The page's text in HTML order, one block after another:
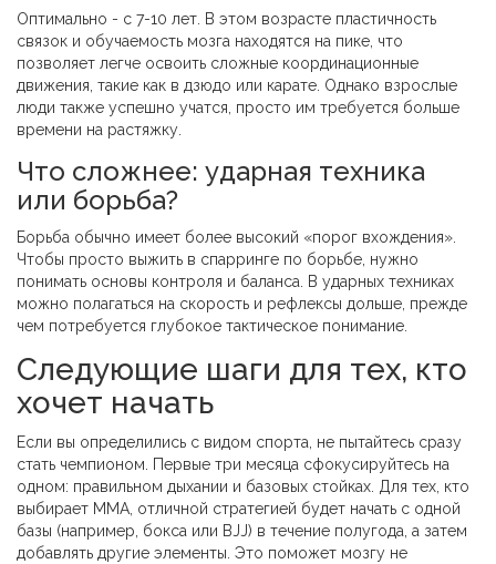
Оптимально - с 7-10 лет. В этом возрасте пластичность
связок и обучаемость мозга находятся на пике, что
позволяет легче освоить сложные координационные
движения, такие как в дзюдо или карате. Однако взрослые
люди также успешно учатся, просто им требуется больше
времени на растяжку.
Что сложнее: ударная техника
или борьба?
Борьба обычно имеет более высокий «порог вхождения».
Чтобы просто выжить в спарринге по борьбе, нужно
понимать основы контроля и баланса. В ударных техниках
можно полагаться на скорость и рефлексы дольше, прежде
чем потребуется глубокое тактическое понимание.
Следующие шаги для тех, кто
хочет начать
Если вы определились с видом спорта, не пытайтесь сразу
стать чемпионом. Первые три месяца сфокусируйтесь на
одном: правильном дыхании и базовых стойках. Для тех, кто
выбирает ММА, отличной стратегией будет начать с одной
базы (например, бокса или BJJ) в течение полугода, а затем
добавлять другие элементы. Это поможет мозгу не